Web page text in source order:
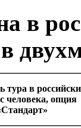
в
тура в
человека, опция